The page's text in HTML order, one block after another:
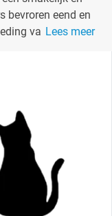
bevroren eend en
van jouw
Lees meer